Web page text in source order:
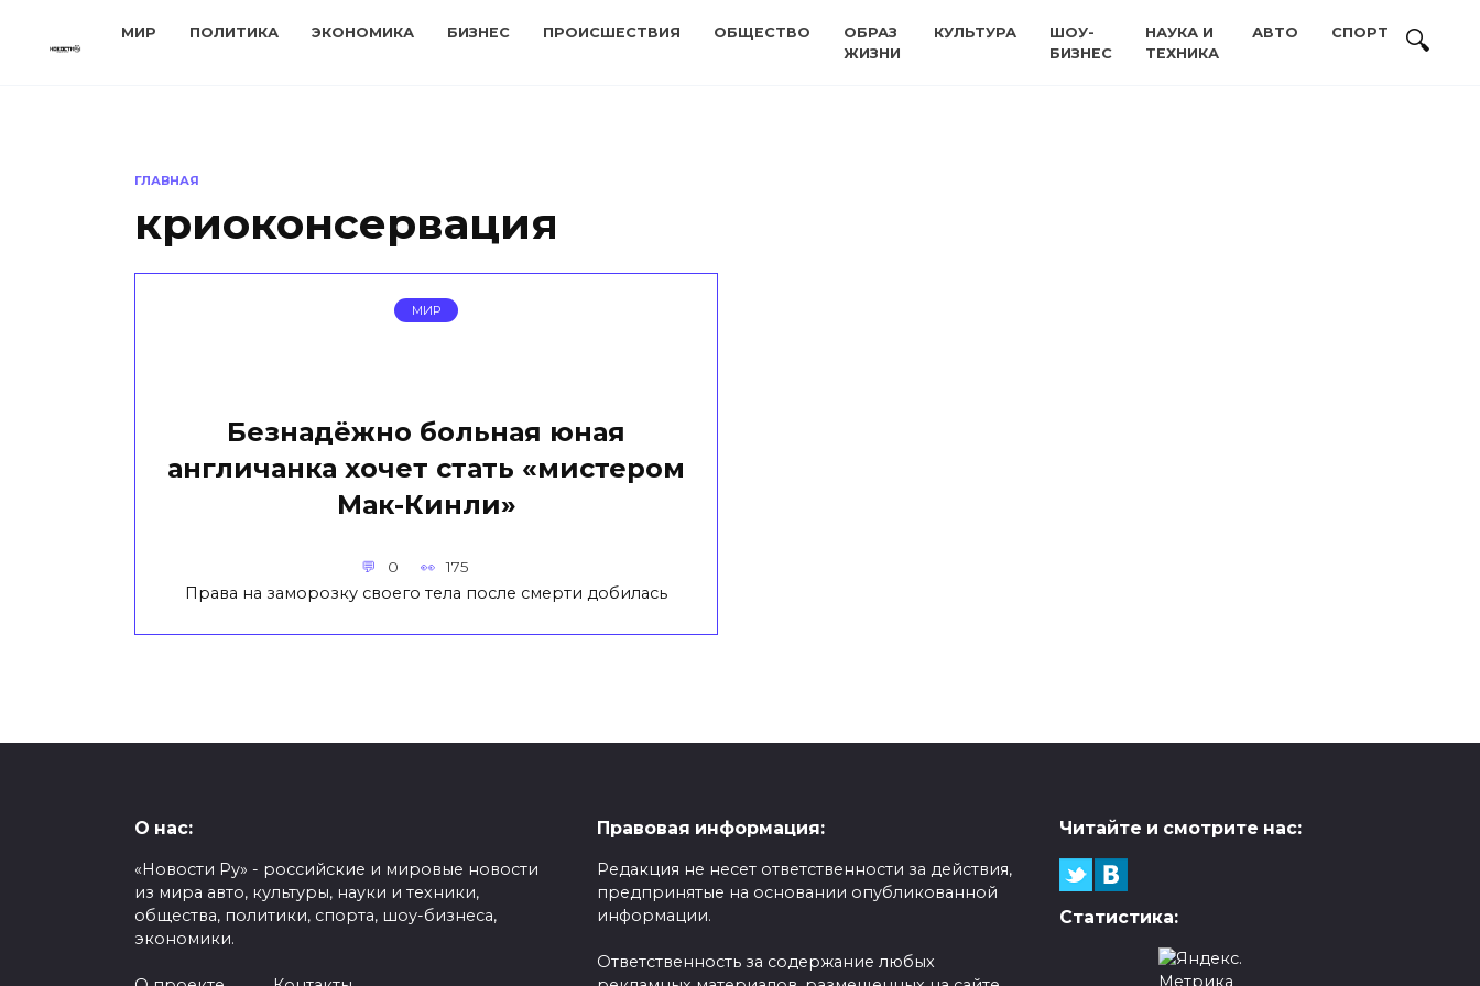
МИР ПОЛИТИКА ЭКОНОМИКА БИЗНЕС ПРОИСШЕСТВИЯ ОБЩЕСТВО
ОБРАЗ
ЖИЗНИ
КУЛЬТУРА
ШОУ-
БИЗНЕС
НАУКА И
ТЕХНИКА
АВТО СПОРТ
ГЛАВНАЯ
криоконсервация
МИР
Безнадёжно больная юная
англичанка хочет стать «мистером
Мак-Кинли»
0 175
Права на заморозку своего тела после смерти добилась
О нас:
«Новости Ру» - российские и мировые новости
из мира авто, культуры, науки и техники,
общества, политики, спорта, шоу-бизнеса,
экономики.
Правовая информация:
Редакция не несет ответственности за действия,
предпринятые на основании опубликованной
информации.
Ответственность за содержание любых
Читайте и смотрите нас:
Статистика: